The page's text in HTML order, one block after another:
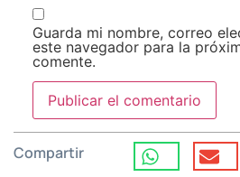
Guarda mi nombre, correo
este navegador para la
comente.
Compartir